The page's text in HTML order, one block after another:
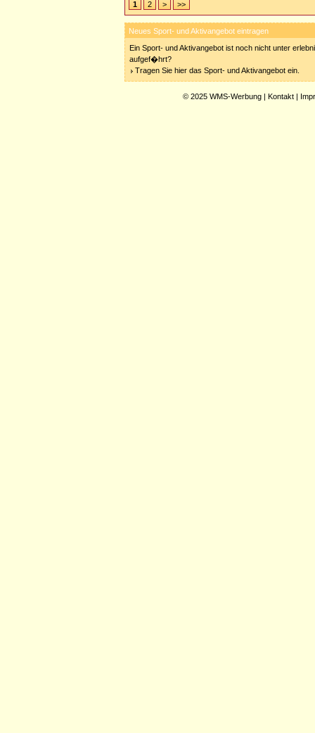
1 2 > >>
Neues Sport- und Aktivangebot eintragen
Ein Sport- und Aktivangebot ist noch nicht unter
aufgef�hrt?
Tragen Sie hier das Sport- und Aktivangebot ein.
© 2025 WMS-Werbung | Kontakt |